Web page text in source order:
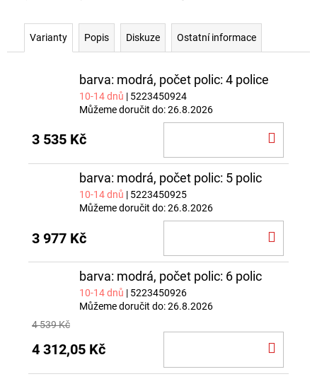
Varianty Popis Diskuze Ostatní informace
barva: modrá, počet polic: 4 police
10-14 dnů | 5223450924
Můžeme doručit do:26.8.2026
3 535 Kč
barva: modrá, počet polic: 5 polic
10-14 dnů | 5223450925
Můžeme doručit do:26.8.2026
3 977 Kč
barva: modrá, počet polic: 6 polic
10-14 dnů | 5223450926
Můžeme doručit do:26.8.2026
4 539 Kč
4 312,05 Kč